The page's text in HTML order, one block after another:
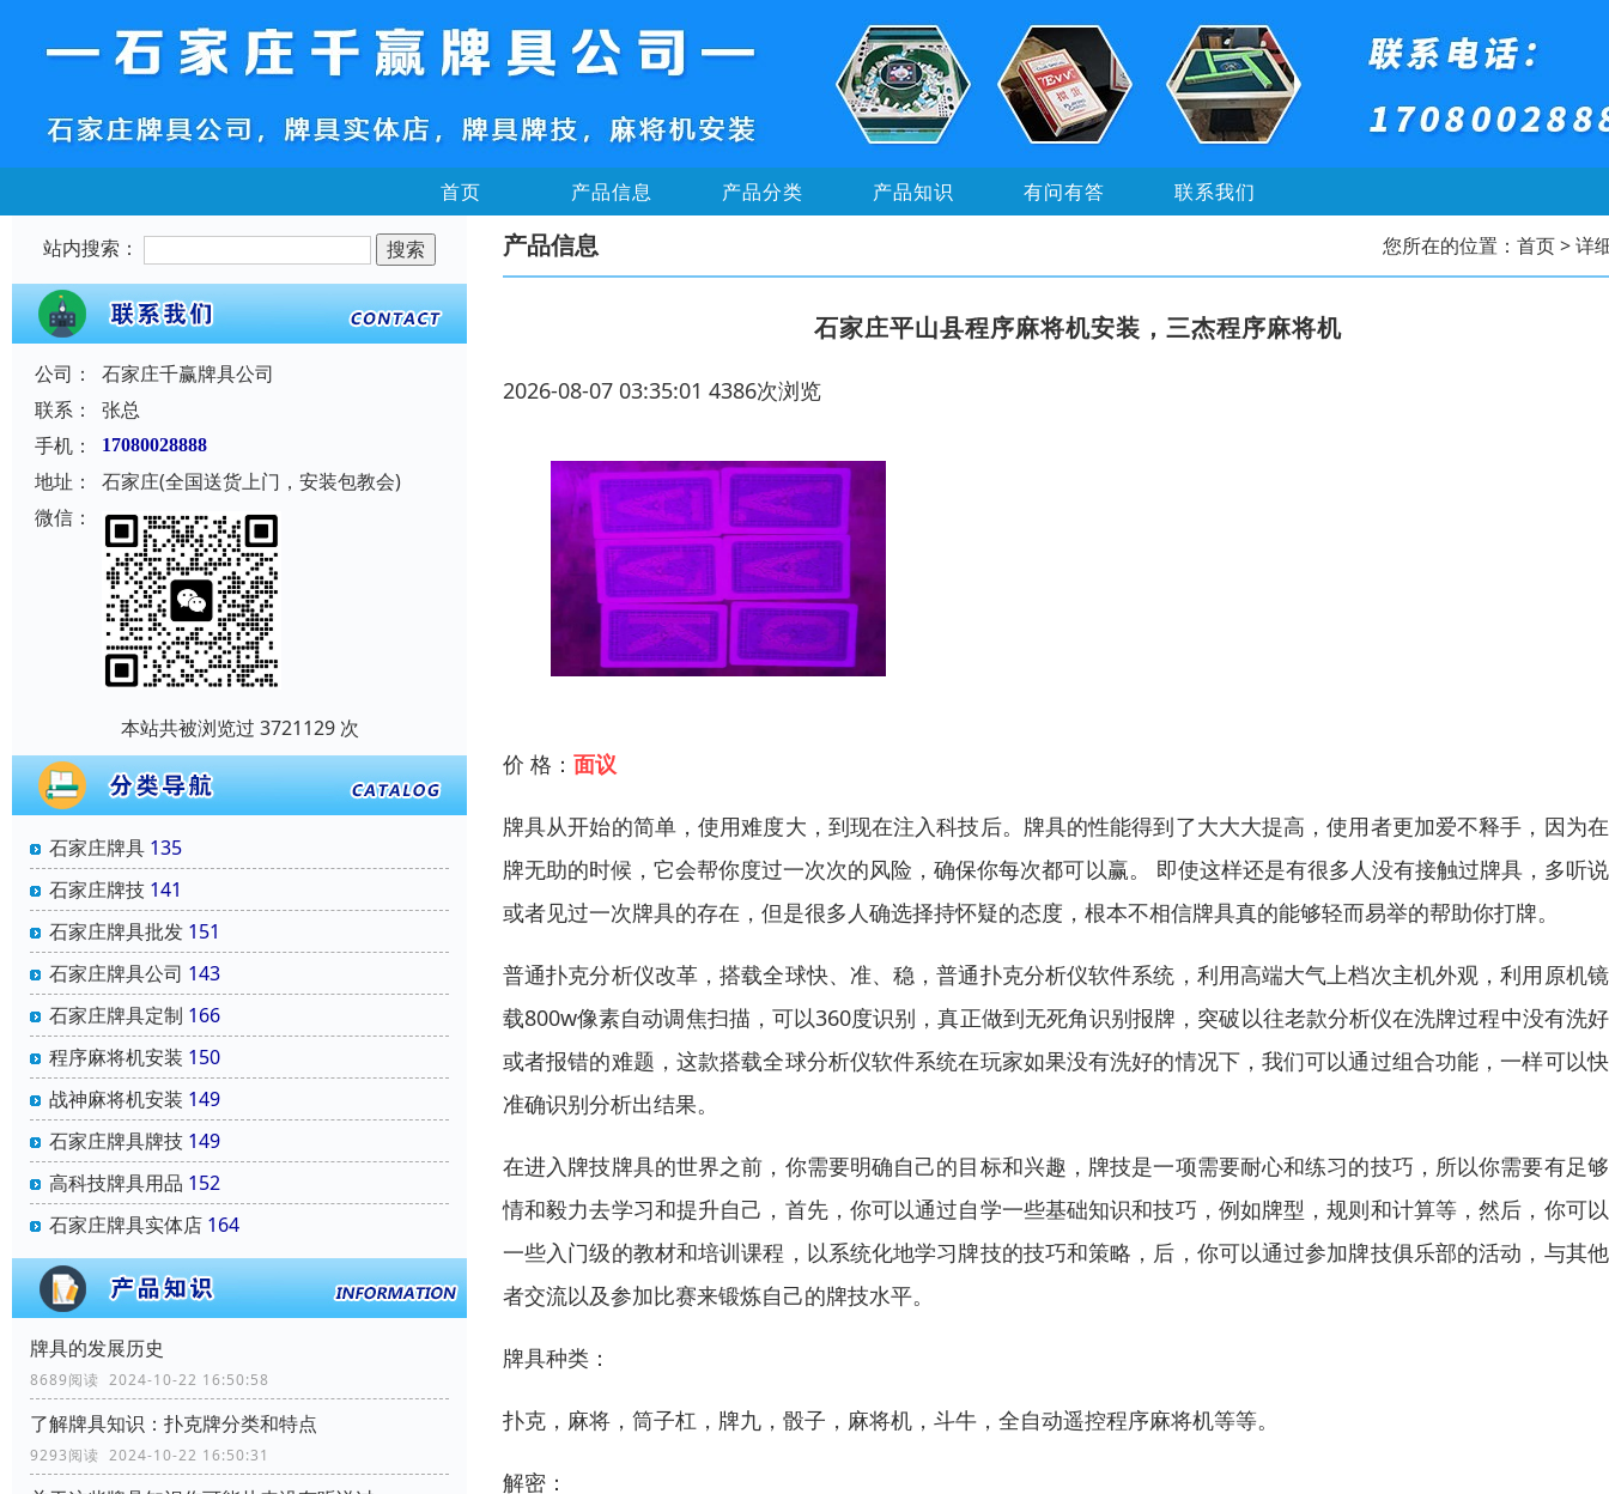
首页 产品信息 产品分类 产品知识 有问有答 联系我们
站内搜索：
公司：
石家庄千赢牌具公司
联系：
张总
手机：
17080028888
地址：
石家庄(全国送货上门，安装包教会)
微信：
本站共被浏览过 3721129 次
石家庄牌具 135
石家庄牌技 141
石家庄牌具批发 151
石家庄牌具公司 143
石家庄牌具定制 166
程序麻将机安装 150
战神麻将机安装 149
石家庄牌具牌技 149
高科技牌具用品 152
石家庄牌具实体店 164
牌具的发展历史
8689阅读 2024-10-22 16:50:58
了解牌具知识：扑克牌分类和特点
9293阅读 2024-10-22 16:50:31
产品信息 您所在的位置： 首页> 详
石家庄平山县程序麻将机安装，三杰程序麻将机
2026-08-07 03:35:01 4386次浏览
价 格： 面议
牌具从开始的简单，使用难度大，到现在注入科技后。牌具的性能得到了大大大提高，使用者更加爱不释手，因为
牌无助的时候，它会帮你度过一次次的风险，确保你每次都可以赢。 即使这样还是有很多人没有接触过牌具，多听
或者见过一次牌具的存在，但是很多人确选择持怀疑的态度，根本不相信牌具真的能够轻而易举的帮助你打牌。
普通扑克分析仪改革，搭载全球快、准、稳，普通扑克分析仪软件系统，利用高端大气上档次主机外观，利用原机
载800w像素自动调焦扫描，可以360度识别，真正做到无死角识别报牌，突破以往老款分析仪在洗牌过程中没有洗
或者报错的难题，这款搭载全球分析仪软件系统在玩家如果没有洗好的情况下，我们可以通过组合功能，一样可以
准确识别分析出结果。
在进入牌技牌具的世界之前，你需要明确自己的目标和兴趣，牌技是一项需要耐心和练习的技巧，所以你需要有足
情和毅力去学习和提升自己，首先，你可以通过自学一些基础知识和技巧，例如牌型，规则和计算等，然后，你可
一些入门级的教材和培训课程，以系统化地学习牌技的技巧和策略，后，你可以通过参加牌技俱乐部的活动，与其
者交流以及参加比赛来锻炼自己的牌技水平。
牌具种类：
扑克，麻将，筒子杠，牌九，骰子，麻将机，斗牛，全自动遥控程序麻将机等等。
解密：